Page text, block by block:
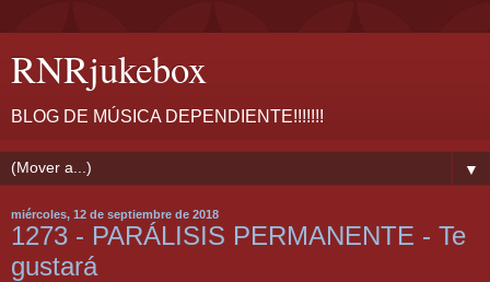
RNRjukebox
BLOG DE MÚSICA DEPENDIENTE!!!!!!!
▼
miércoles, 12 de septiembre de 2018
1273 - PARÁLISIS PERMANENTE - Te
gustará